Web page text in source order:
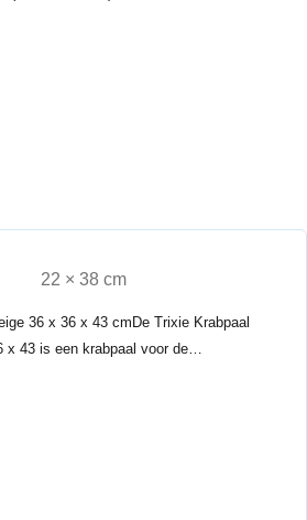
22 × 38 cm
36 x 36 x 43 cmDe Trixie Krabpaal
x 43 is een krabpaal voor de…